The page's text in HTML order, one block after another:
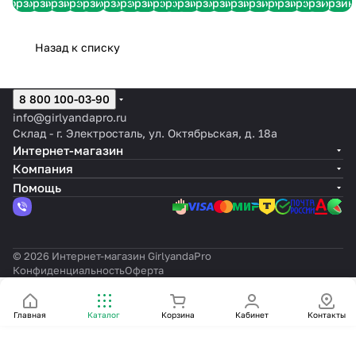
IP65IP65
мерцанием,
лучи,IP65
IP65
белые
IP65IP65 IP65
IP65
Назад к списку
Главная Каталог Корзина Кабинет Контакты
8 800 100-03-90
info@girlyandapro.ru
Склад - г. Электросталь, ул. Октябрьская, д. 18а
Интернет-магазин
Компания
Помощь
© 2026 Интернет-магазин GirlyandaPro
КонфиденциальностьОферта